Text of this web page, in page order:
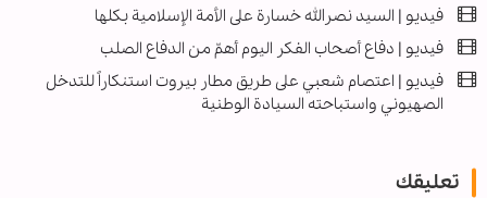
فيديو | السيد نصرالله خسارة على الأمة الإسلامية بكلها
فيديو | دفاع أصحاب الفكر اليوم أهمّ من الدفاع الصلب
فيديو | اعتصام شعبي على طريق مطار بيروت استنكاراً للتدخل
الصهيوني واستباحته السيادة الوطنية
تعليقك